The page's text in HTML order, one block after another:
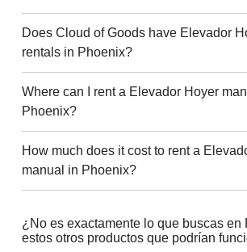
Does Cloud of Goods have Elevador
rentals in Phoenix?
Where can I rent a Elevador Hoyer
Phoenix?
How much does it cost to rent a
manual in Phoenix?
¿No es exactamente lo que buscas en
estos otros productos que podrían